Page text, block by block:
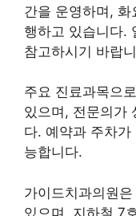
간을 운영하며,
행하고 있습니다.
참고하시기 바랍
주요 진료과목으
있으며, 전문의가
다. 예약과 주차
능합니다.
가이드치과의원
있으며, 지하철 7